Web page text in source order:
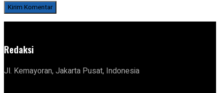
Redaksi
Jl. Kemayoran, Jakarta Pusat, Indonesia